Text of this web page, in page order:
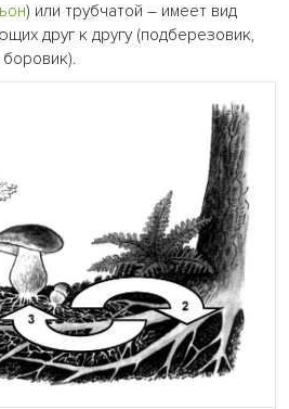
) или трубчатой – имеет вид
друг к другу (подберезовик,